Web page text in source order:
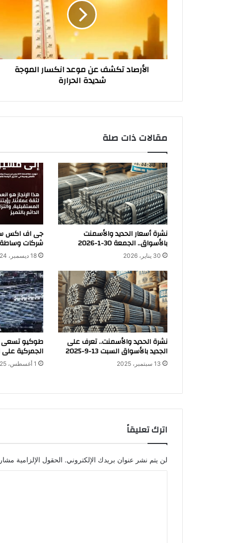
انكسار
الموجة
شديدة
الحرارة
الأرصاد تكشف عن موعد انكسار الموجة
شديدة الحرارة
مقالات ذات صلة
نشرة أسعار الحديد والأسمنت
بالأسواق.. الجمعة 30-1-2026
30 يناير، 2026
شركات وساطة
18 ديسمبر، 2024
نشرة الحديد والأسمنت.. تعرف على
الجديد بالأسواق السبت 13-9-2025
13 سبتمبر، 2025
طوكيو تسعى
الجمركية على
1 أغسطس، 2025
اترك تعليقاً
لن يتم نشر عنوان بريدك الإلكتروني. الحقول الإلزامية مشار